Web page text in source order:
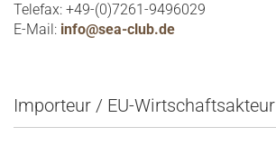
Telefax: +49-(0)7261-9496029
E-Mail: info@sea-club.de
Importeur / EU-Wirtschaftsakteur